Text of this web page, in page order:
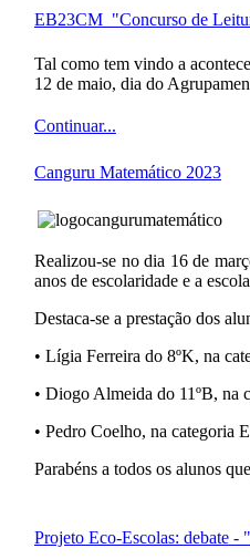
EB23CM_"Concurso de
Tal como tem vindo a
12 de maio, dia do
Continuar...
Canguru Matemático 2023
Realizou-se no dia 16 de
anos de escolaridade e a
Destaca-se a prestação dos
• Lígia Ferreira do 8ºK, na
• Diogo Almeida do 11ºB, na
• Pedro Coelho, na categoria
Parabéns a todos os alunos
Projeto Eco-Escolas: debate